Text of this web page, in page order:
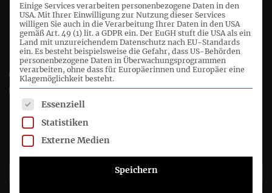
Joachimsthaler Str. 34
10719 Berlin
+49 (0)30 20 64 12 - 0
+49 (0)30 20 64 12 - 15
info@drsc.de
Folgen Sie dem DRSC
Einige Services verarbeiten personenbezogene Daten in den
USA. Mit Ihrer Einwilligung zur Nutzung dieser Services
willigen Sie auch in die Verarbeitung Ihrer Daten in den USA
gemäß Art. 49 (1) lit. a GDPR ein. Der EuGH stuft die USA als ein
Land mit unzureichendem Datenschutz nach EU-Standards
ein. Es besteht beispielsweise die Gefahr, dass US-Behörden
personenbezogene Daten in Überwachungsprogrammen
verarbeiten, ohne dass für Europäerinnen und Europäer eine
Klagemöglichkeit besteht.
Es folgt eine Liste der Service-Gruppen, für die eine
Essenziell
Statistiken
Externe Medien
Speichern